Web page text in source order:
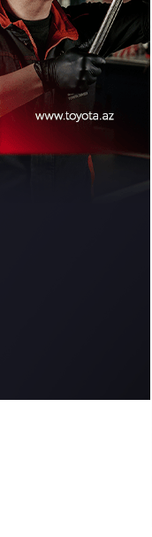
sürücüdən
- VİDEO